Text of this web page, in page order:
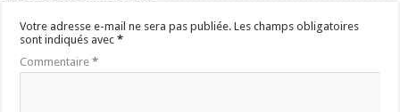
Votre adresse e-mail ne sera pas publiée. Les champs obligatoires
sont indiqués avec*
Commentaire*